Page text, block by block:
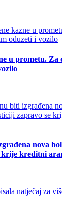
u prometu. Za
nova
krije kreditni